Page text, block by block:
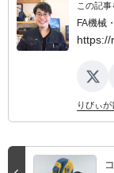
この記事
FA機械
X
りびぃ